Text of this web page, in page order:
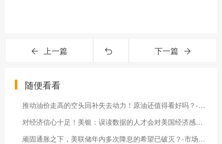
上一篇 下一篇
随便看看
推动油价走高的空头回补失去动力！原油还值得看好吗？-市场参考-晟峰科技数据
对经济信心十足！美银：误读数据的人才会对美国经济感到担忧-市场参考-晟峰科技数据
顽固通胀之下，美联储年内多次降息的希望已破灭？-市场参考-晟峰数据